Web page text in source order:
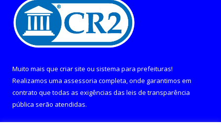
Muito mais que criar site ou sistema para prefeituras!
Realizamos uma assessoria completa, onde garantimos em
contrato que todas as exigências das leis de transparência
pública serão atendidas.